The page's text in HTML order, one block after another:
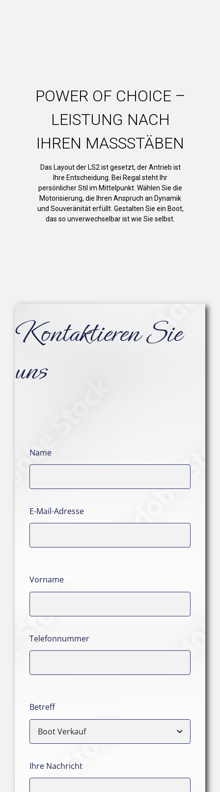
POWER OF CHOICE –
LEISTUNG NACH
IHREN MASSSTÄBEN
Das Layout der LS2 ist gesetzt, der Antrieb ist
Ihre Entscheidung. Bei Regal steht Ihr
persönlicher Stil im Mittelpunkt. Wählen Sie die
Motorisierung, die Ihren Anspruch an Dynamik
und Souveränität erfüllt. Gestalten Sie ein Boot,
das so unverwechselbar ist wie Sie selbst.
Kontaktieren Sie
uns
Name
E-Mail-Adresse
Vorname
Telefonnummer
Betreff
Ihre Nachricht